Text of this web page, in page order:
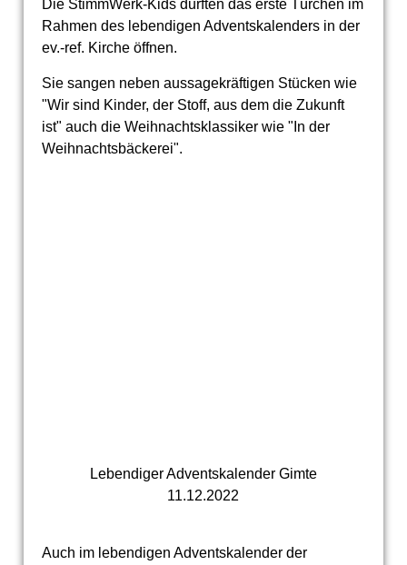
Die StimmWerk-Kids durften das erste Türchen im
Rahmen des lebendigen Adventskalenders in der
ev.-ref. Kirche öffnen.
Sie sangen neben aussagekräftigen Stücken wie
"Wir sind Kinder, der Stoff, aus dem die Zukunft
ist" auch die Weihnachtsklassiker wie "In der
Weihnachtsbäckerei".
Lebendiger Adventskalender Gimte
11.12.2022
Auch im lebendigen Adventskalender der